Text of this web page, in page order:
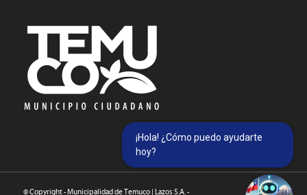
© Copyright - Municipalidad de Temuco | Lazos S.A. -
¡Hola! ¿Cómo puedo ayudarte
hoy?